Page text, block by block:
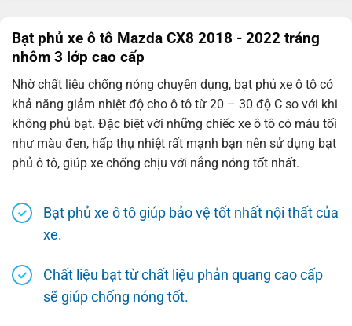
Bạt phủ xe ô tô Mazda CX8 2018 - 2022 tráng
nhôm 3 lớp cao cấp
Nhờ chất liệu chống nóng chuyên dụng, bạt phủ xe ô tô có
khả năng giảm nhiệt độ cho ô tô từ 20 – 30 độ C so với khi
không phủ bạt. Đặc biệt với những chiếc xe ô tô có màu tối
như màu đen, hấp thụ nhiệt rất mạnh bạn nên sử dụng bạt
phủ ô tô, giúp xe chống chịu với nắng nóng tốt nhất.
Bạt phủ xe ô tô giúp bảo vệ tốt nhất nội thất của
xe.
Chất liệu bạt từ chất liệu phản quang cao cấp
sẽ giúp chống nóng tốt.